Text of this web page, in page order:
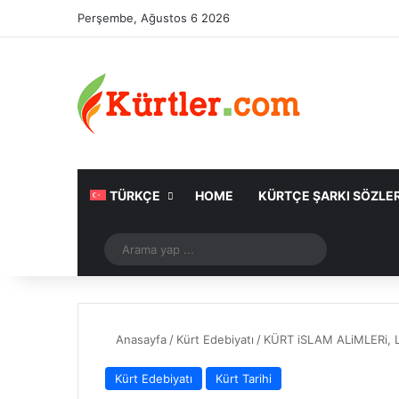
Perşembe, Ağustos 6 2026
TÜRKÇE HOME KÜRTÇE ŞARKI
Rastgele Makale
yap
Anasayfa / Kürt Edebiyatı / KÜRT iSLAM ALiMLERi,
Kürt Edebiyatı Kürt Tarihi